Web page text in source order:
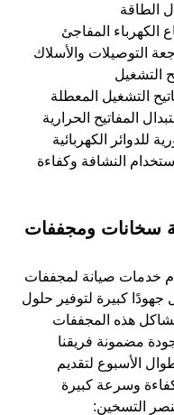
الطاقة
الكهرباء المفاجئ
التوصيلات والأسلاك
التشغيل
التشغيل المعطلة
المفاتيح الحرارية
للدوائر الكهربائية
النشافة وكفاءة
سخانات ومجففات
خدمات صيانة لمجففات
كبيرة لتوفير حلول
هذه المجففات
مضمونة فريقنا
الأسبوع لتقديم
وسرعة كبيرة
التسخين: